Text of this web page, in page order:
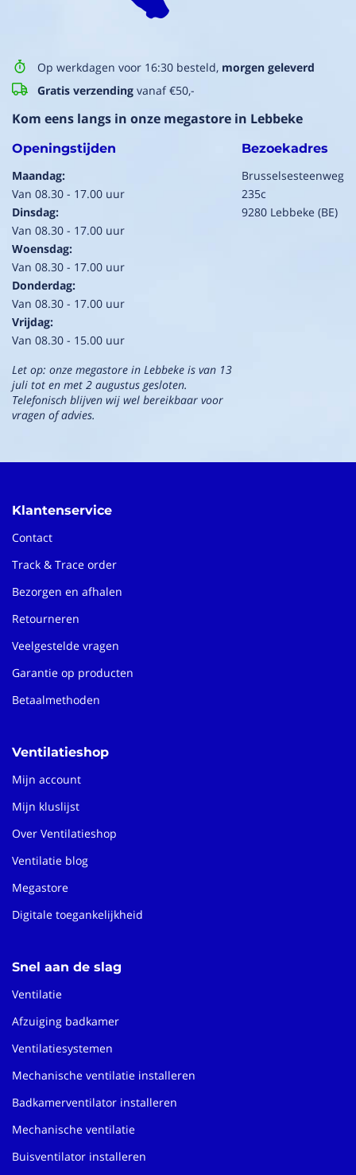
Op werkdagen voor 16:30 besteld, morgen geleverd
Gratis verzending vanaf €50,-
Kom eens langs in onze megastore in Lebbeke
Openingstijden
Maandag:
Van 08.30 - 17.00 uur
Dinsdag:
Van 08.30 - 17.00 uur
Woensdag:
Van 08.30 - 17.00 uur
Donderdag:
Van 08.30 - 17.00 uur
Vrijdag:
Van 08.30 - 15.00 uur
Let op: onze megastore in Lebbeke is van 13
juli tot en met 2 augustus gesloten.
Telefonisch blijven wij wel bereikbaar voor
vragen of advies.
Bezoekadres
Brusselsesteenweg
235c
9280 Lebbeke (BE)
Klantenservice
Contact
Track & Trace order
Bezorgen en afhalen
Retourneren
Veelgestelde vragen
Garantie op producten
Betaalmethoden
Ventilatieshop
Mijn account
Mijn kluslijst
Over Ventilatieshop
Ventilatie blog
Megastore
Digitale toegankelijkheid
Snel aan de slag
Ventilatie
Afzuiging badkamer
Ventilatiesystemen
Mechanische ventilatie installeren
Badkamerventilator installeren
Mechanische ventilatie
Buisventilator installeren